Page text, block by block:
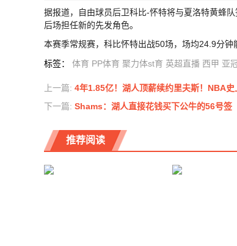
据报道，自由球员后卫科比-怀特将与夏洛特黄蜂
后场担任新的先发角色。
本赛季常规赛，科比怀特出战50场，场均24.9分
标签： 体育 PP体育 聚力体st育 英超直播 西甲 亚
上一篇: 4年1.85亿！湖人顶薪续约里夫斯！NBA史
下一篇: Shams：湖人直接花钱买下公牛的56号签
推荐阅读